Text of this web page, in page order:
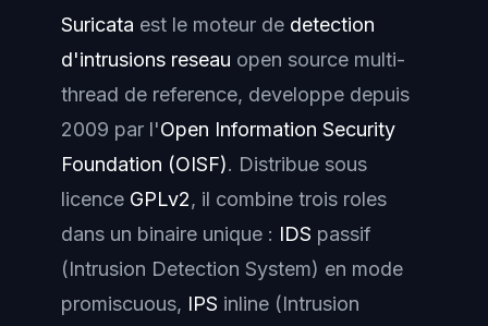
Suricata est le moteur de detection
d'intrusions reseau open source multi-
thread de reference, developpe depuis
2009 par l'Open Information Security
Foundation (OISF). Distribue sous
licence GPLv2, il combine trois roles
dans un binaire unique : IDS passif
(Intrusion Detection System) en mode
promiscuous, IPS inline (Intrusion